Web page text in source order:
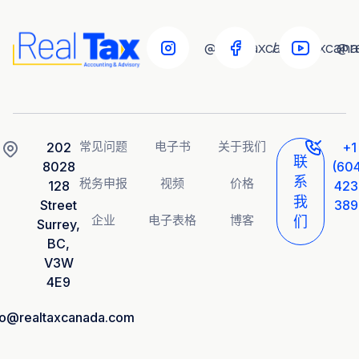
@realtaxcanada
/
202
8028
128
Street
Surrey,
BC,
V3W
4E9
关于我们
价格
博客
常见问题
税务申报
企业
电子书
视频
电子表格
联
系
我
们
+1